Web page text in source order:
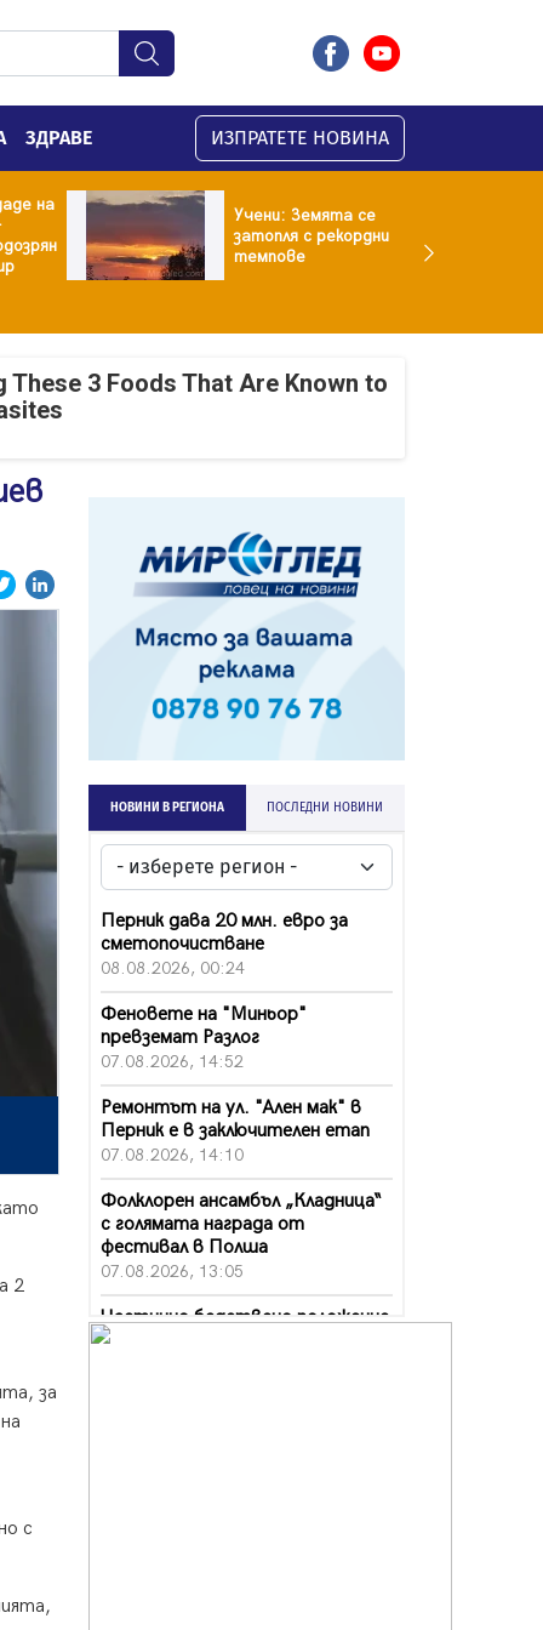
ЗДРАВЕ ИЗПРАТЕТЕ НОВИНА
на
Учени: Земята се
затопля с рекордни
темпове
These 3 Foods That Are Known to
2
за
с
НОВИНИ В РЕГИОНА ПОСЛЕДНИ НОВИНИ
Перник дава 20 млн. евро за
сметопочистване
08.08.2026, 00:24
Феновете на "Миньор"
превземат Разлог
07.08.2026, 14:52
Ремонтът на ул. "Ален мак" в
Перник е в заключителен етап
07.08.2026, 14:10
Фолклорен ансамбъл „Кладница“
с голямата награда от
фестивал в Полша
07.08.2026, 13:05
Частично бедствено положение
в Перник заради пропаднал път,